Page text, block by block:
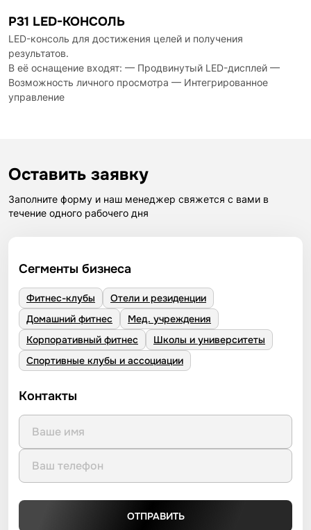
P31 LED-КОНСОЛЬ
LED-консоль для достижения целей и получения
результатов.
В её оснащение входят: — Продвинутый LED-дисплей —
Возможность личного просмотра — Интегрированное
управление
Оставить заявку
Заполните форму и наш менеджер свяжется с вами в
течение одного рабочего дня
Сегменты бизнеса
Фитнес-клубы
Отели и резиденции
Домашний фитнес
Мед. учреждения
Корпоративный фитнес
Школы и университеты
Спортивные клубы и ассоциации
Контакты
ОТПРАВИТЬ